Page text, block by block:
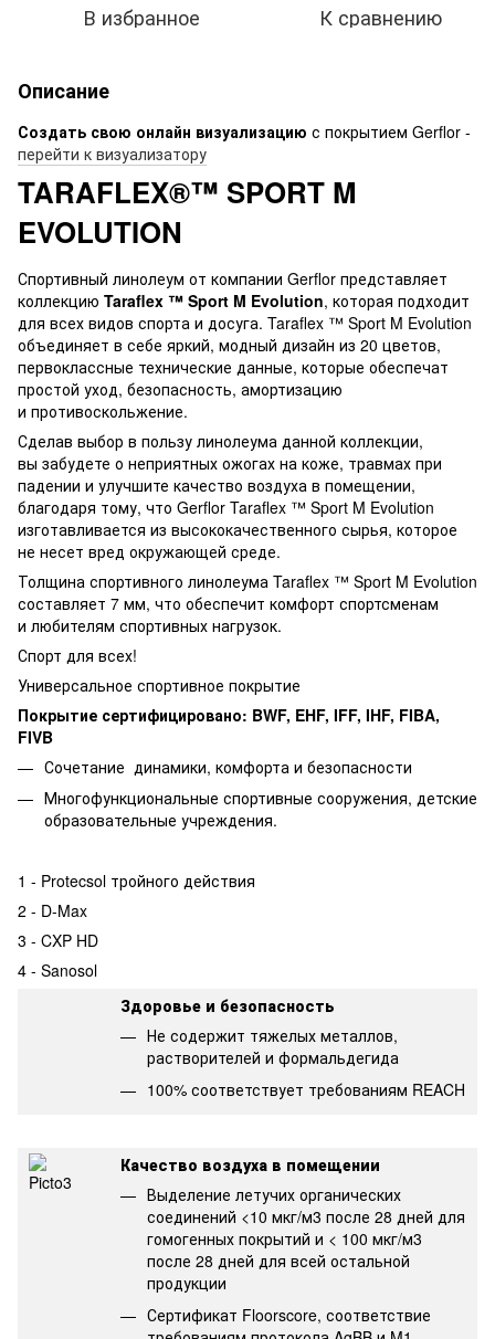
В избранное К сравнению
Описание
Создать свою онлайн визуализацию с покрытием Gerflor -
перейти к визуализатору
TARAFLEX®™ SPORT M
EVOLUTION
Спортивный линолеум от компании Gerflor представляет
коллекцию Taraflex ™ Sport M Evolution, которая подходит
для всех видов спорта и досуга. Taraflex ™ Sport M Evolution
объединяет в себе яркий, модный дизайн из 20 цветов,
первоклассные технические данные, которые обеспечат
простой уход, безопасность, амортизацию
и противоскольжение.
Сделав выбор в пользу линолеума данной коллекции,
вы забудете о неприятных ожогах на коже, травмах при
падении и улучшите качество воздуха в помещении,
благодаря тому, что Gerflor Taraflex ™ Sport M Evolution
изготавливается из высококачественного сырья, которое
не несет вред окружающей среде.
Толщина спортивного линолеума Taraflex ™ Sport M Evolution
составляет 7 мм, что обеспечит комфорт спортсменам
и любителям спортивных нагрузок.
Спорт для всех!
Универсальное спортивное покрытие
Покрытие сертифицировано: BWF, EHF, IFF, IHF, FIBA,
FIVB
Сочетание динамики, комфорта и безопасности
Многофункциональные спортивные сооружения, детские
образовательные учреждения.
1 - Protecsol тройного действия
2 - D-Max
3 - CXP HD
4 - Sanosol
Здоровье и безопасность
Не содержит тяжелых металлов,
растворителей и формальдегида
100% соответствует требованиям REACH
Качество воздуха в помещении
Выделение летучих органических
соединений <10 мкг/м3 после 28 дней для
гомогенных покрытий и < 100 мкг/м3
после 28 дней для всей остальной
продукции
Сертификат Floorscore, соответствие